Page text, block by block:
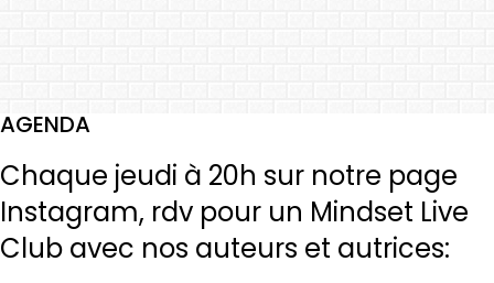
AGENDA
Chaque jeudi à 20h sur notre page
Instagram, rdv pour un Mindset Live
Club avec nos auteurs et autrices: